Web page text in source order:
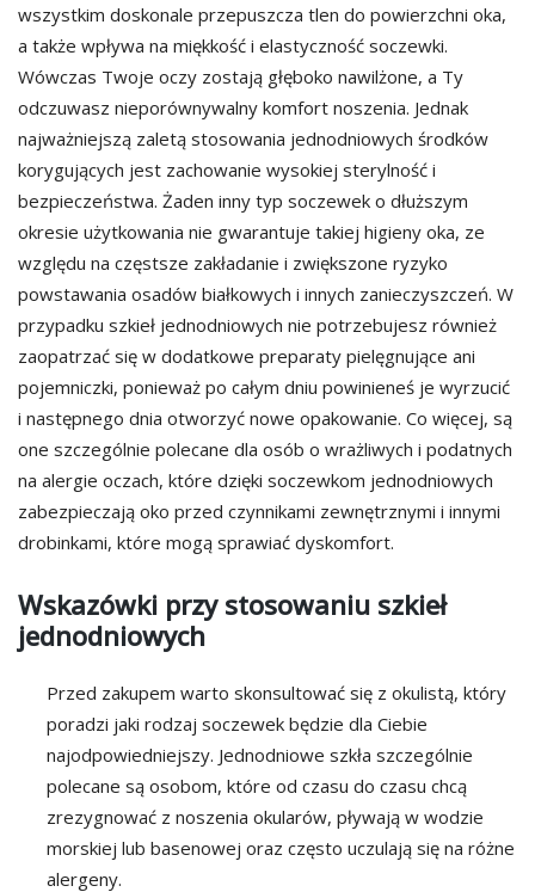
wszystkim doskonale przepuszcza tlen do powierzchni oka,
a także wpływa na miękkość i elastyczność soczewki.
Wówczas Twoje oczy zostają głęboko nawilżone, a Ty
odczuwasz nieporównywalny komfort noszenia. Jednak
najważniejszą zaletą stosowania jednodniowych środków
korygujących jest zachowanie wysokiej sterylność i
bezpieczeństwa. Żaden inny typ soczewek o dłuższym
okresie użytkowania nie gwarantuje takiej higieny oka, ze
względu na częstsze zakładanie i zwiększone ryzyko
powstawania osadów białkowych i innych zanieczyszczeń. W
przypadku szkieł jednodniowych nie potrzebujesz również
zaopatrzać się w dodatkowe preparaty pielęgnujące ani
pojemniczki, ponieważ po całym dniu powinieneś je wyrzucić
i następnego dnia otworzyć nowe opakowanie. Co więcej, są
one szczególnie polecane dla osób o wrażliwych i podatnych
na alergie oczach, które dzięki soczewkom jednodniowych
zabezpieczają oko przed czynnikami zewnętrznymi i innymi
drobinkami, które mogą sprawiać dyskomfort.
Wskazówki przy stosowaniu szkieł
jednodniowych
Przed zakupem warto skonsultować się z okulistą, który
poradzi jaki rodzaj soczewek będzie dla Ciebie
najodpowiedniejszy. Jednodniowe szkła szczególnie
polecane są osobom, które od czasu do czasu chcą
zrezygnować z noszenia okularów, pływają w wodzie
morskiej lub basenowej oraz często uczulają się na różne
alergeny.